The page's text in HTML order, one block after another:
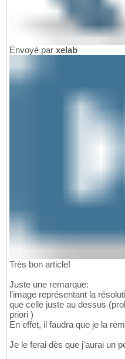
Envoyé par xelab
Très bon article!
Juste une remarque:
l'image représentant la
que celle juste au dessus
priori )
En effet, il faudra que je la
Je le ferai dès que j'aurai un